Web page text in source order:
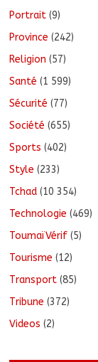
Portrait (9)
Province (242)
Religion (57)
Santé (1 599)
Sécurité (77)
Société (655)
Sports (402)
Style (233)
Tchad (10 354)
Technologie (469)
ToumaïVérif (5)
Tourisme (12)
Transport (85)
Tribune (372)
Videos (2)